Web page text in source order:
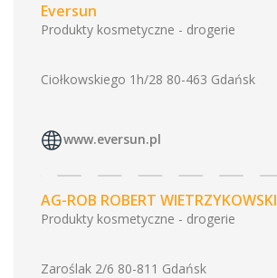
Eversun
Produkty kosmetyczne - drogerie
Ciołkowskiego 1h/28 80-463 Gdańsk
www.eversun.pl
AG-ROB ROBERT WIETRZYKOWSKI
Produkty kosmetyczne - drogerie
Zaroślak 2/6 80-811 Gdańsk